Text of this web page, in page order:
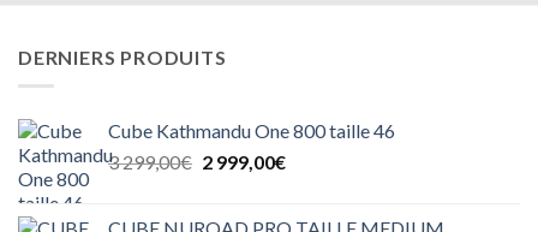
39,95€.29,95€.
19,50€.9,50€.
DERNIERS PRODUITS
Cube Kathmandu One 800 taille 46
3 299,00€ Le
2 999,00€Le